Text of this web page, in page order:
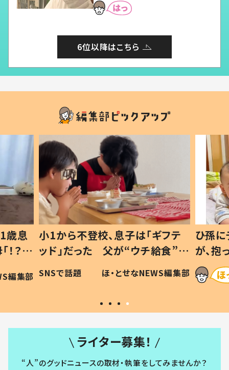
6位以降はこちら
歳息
？」
編集部
小1から不登校、息子は「ギフテ
ッド」だった 父が“ウチ給食”を
作り続ける理由とは #令和の親
#令和の子
SNSで話題 ほ・とせなNEWS編集部
ひ孫
が、
「涙が
い」
ライター募集！
“人”のグッドニュースの取材・執筆をしてみませんか？